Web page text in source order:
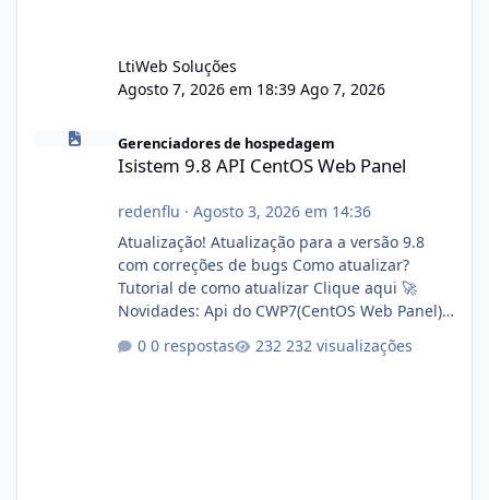
LtiWeb Soluções
Agosto 7, 2026 em 18:39 Ago 7, 2026
Isistem 9.8 API CentOS Web Panel
Gerenciadores de hospedagem
Isistem 9.8 API CentOS Web Panel
redenflu · Agosto 3, 2026 em 14:36
Atualização! Atualização para a versão 9.8
com correções de bugs Como atualizar?
Tutorial de como atualizar Clique aqui 🚀
Novidades: Api do CWP7(CentOS Web Panel)
autorizado a usasr o isistem:
0 respostas 232 visualizações